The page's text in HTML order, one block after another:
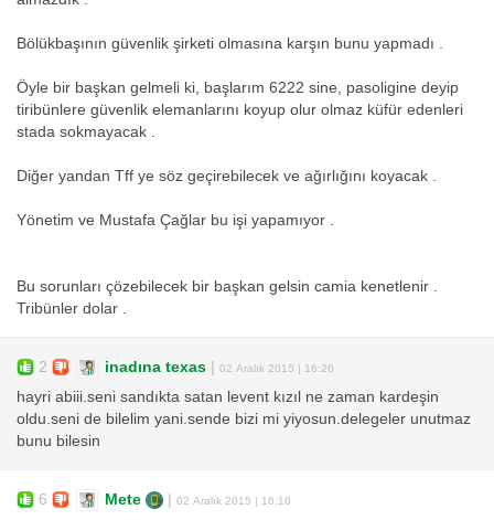
Bölükbaşının güvenlik şirketi olmasına karşın bunu yapmadı .
Öyle bir başkan gelmeli ki, başlarım 6222 sine, pasoligine deyip
tiribünlere güvenlik elemanlarını koyup olur olmaz küfür edenleri
stada sokmayacak .
Diğer yandan Tff ye söz geçirebilecek ve ağırlığını koyacak .
Yönetim ve Mustafa Çağlar bu işi yapamıyor .
Bu sorunları çözebilecek bir başkan gelsin camia kenetlenir .
Tribünler dolar .
2 inadına texas 02 Aralık 2015 | 16:26
hayri abiii.seni sandıkta satan levent kızıl ne zaman kardeşin
oldu.seni de bilelim yani.sende bizi mi yiyosun.delegeler unutmaz
bunu bilesin
6 Mete 02 Aralık 2015 | 16:10